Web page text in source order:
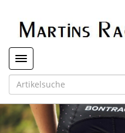
Toggle navigation